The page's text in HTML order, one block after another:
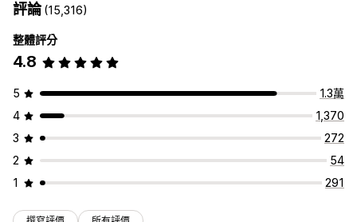
評論(15,316)
整體評分
4.8
5
1.3萬
4
1,370
3
272
2
54
1
291